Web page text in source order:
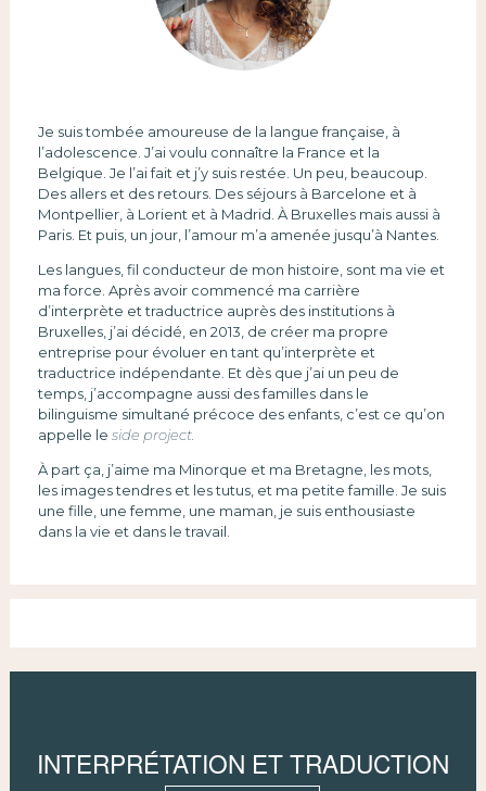
Je suis tombée amoureuse de la langue française, à
l’adolescence. J’ai voulu connaître la France et la
Belgique. Je l’ai fait et j’y suis restée. Un peu, beaucoup.
Des allers et des retours. Des séjours à Barcelone et à
Montpellier, à Lorient et à Madrid. À Bruxelles mais aussi à
Paris. Et puis, un jour, l’amour m’a amenée jusqu’à Nantes.
Les langues, fil conducteur de mon histoire, sont ma vie et
ma force. Après avoir commencé ma carrière
d’interprète et traductrice auprès des institutions à
Bruxelles, j’ai décidé, en 2013, de créer ma propre
entreprise pour évoluer en tant qu’interprète et
traductrice indépendante. Et dès que j’ai un peu de
temps, j’accompagne aussi des familles dans le
bilinguisme simultané précoce des enfants, c’est ce qu’on
appelle le side project.
À part ça, j’aime ma Minorque et ma Bretagne, les mots,
les images tendres et les tutus, et ma petite famille. Je suis
une fille, une femme, une maman, je suis enthousiaste
dans la vie et dans le travail.
INTERPRÉTATION ET TRADUCTION